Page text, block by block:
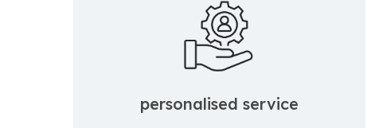
personalised service